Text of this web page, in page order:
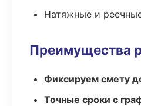
Натяжные и
Преимущества
Фиксируем смету
Точные сроки с